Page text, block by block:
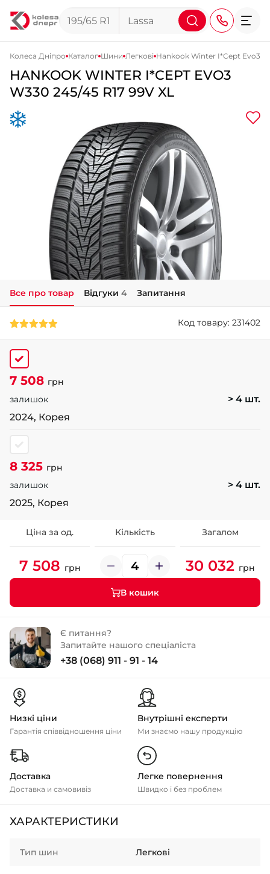
+38 (068) 911-911-4
+38 (067) 113-44-44
+38 (095) 276-44-44
+38 (067) 911-14-14
- на Щепкіна
+38 (098) 911-911-0
- на Тополі
+38 (098) 911-911-4
- на Калиновій
+38 (077) 7-184-184
- Донецьке шосе
+38 (050)-911-911-2
+38 (099)-643-33-77
Колеса Дніпро Каталог Шини Легкові Hankook Winter I*Cept Evo3
HANKOOK WINTER I*CEPT EVO3
W330 245/45 R17 99V XL
Все про товар Відгуки 4 Запитання
Код товару: 231402
7 508 грн
залишок
> 4 шт.
2024, Корея
8 325 грн
залишок
> 4 шт.
2025, Корея
Ціна за од. Кількість Загалом
7 508 грн 30 032 грн
В кошик
Є питання?
Запитайте нашого спеціаліста
+38 (068) 911 - 91 - 14
Низкі ціни
Гарантія співвідношення ціни
Внутрішні експерти
Ми знаємо нашу продукцію
Доставка
Доставка и самовивіз
Легке повернення
Швидко і без проблем
ХАРАКТЕРИСТИКИ
Тип шин Легкові